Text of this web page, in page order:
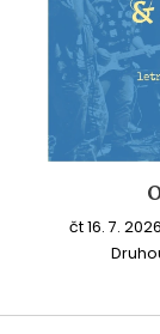
čt 16. 7.